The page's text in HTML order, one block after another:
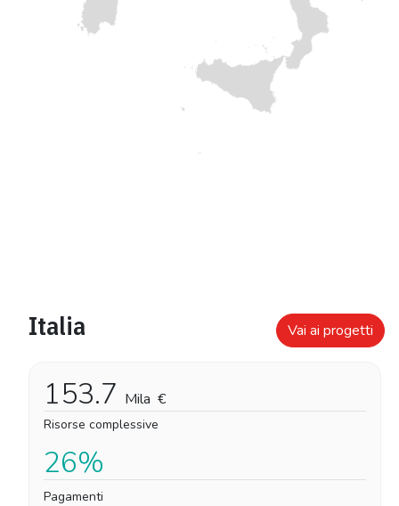
Italia Vai ai progetti
153.7 Mila €
Risorse complessive
26%
Pagamenti